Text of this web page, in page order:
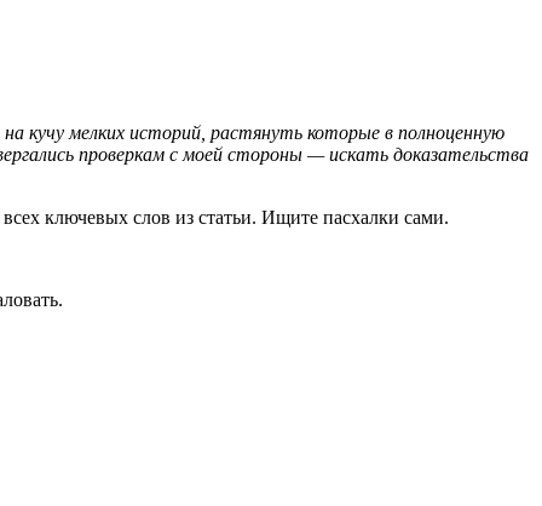
кучу мелких историй, растянуть которые в полноценную
проверкам с моей стороны — искать доказательства
ключевых слов из статьи. Ищите пасхалки сами.